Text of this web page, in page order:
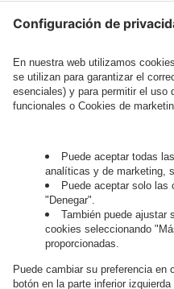
information about